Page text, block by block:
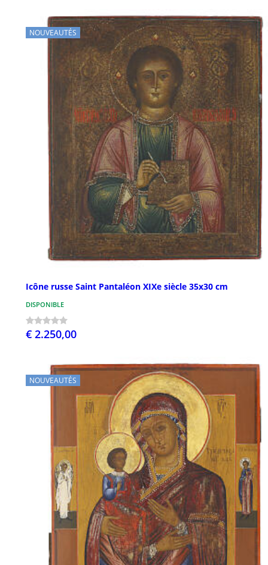
NOUVEAUTÉS
Icône russe Saint Pantaléon XIXe siècle 35x30 cm
DISPONIBLE
€ 2.250,00
NOUVEAUTÉS